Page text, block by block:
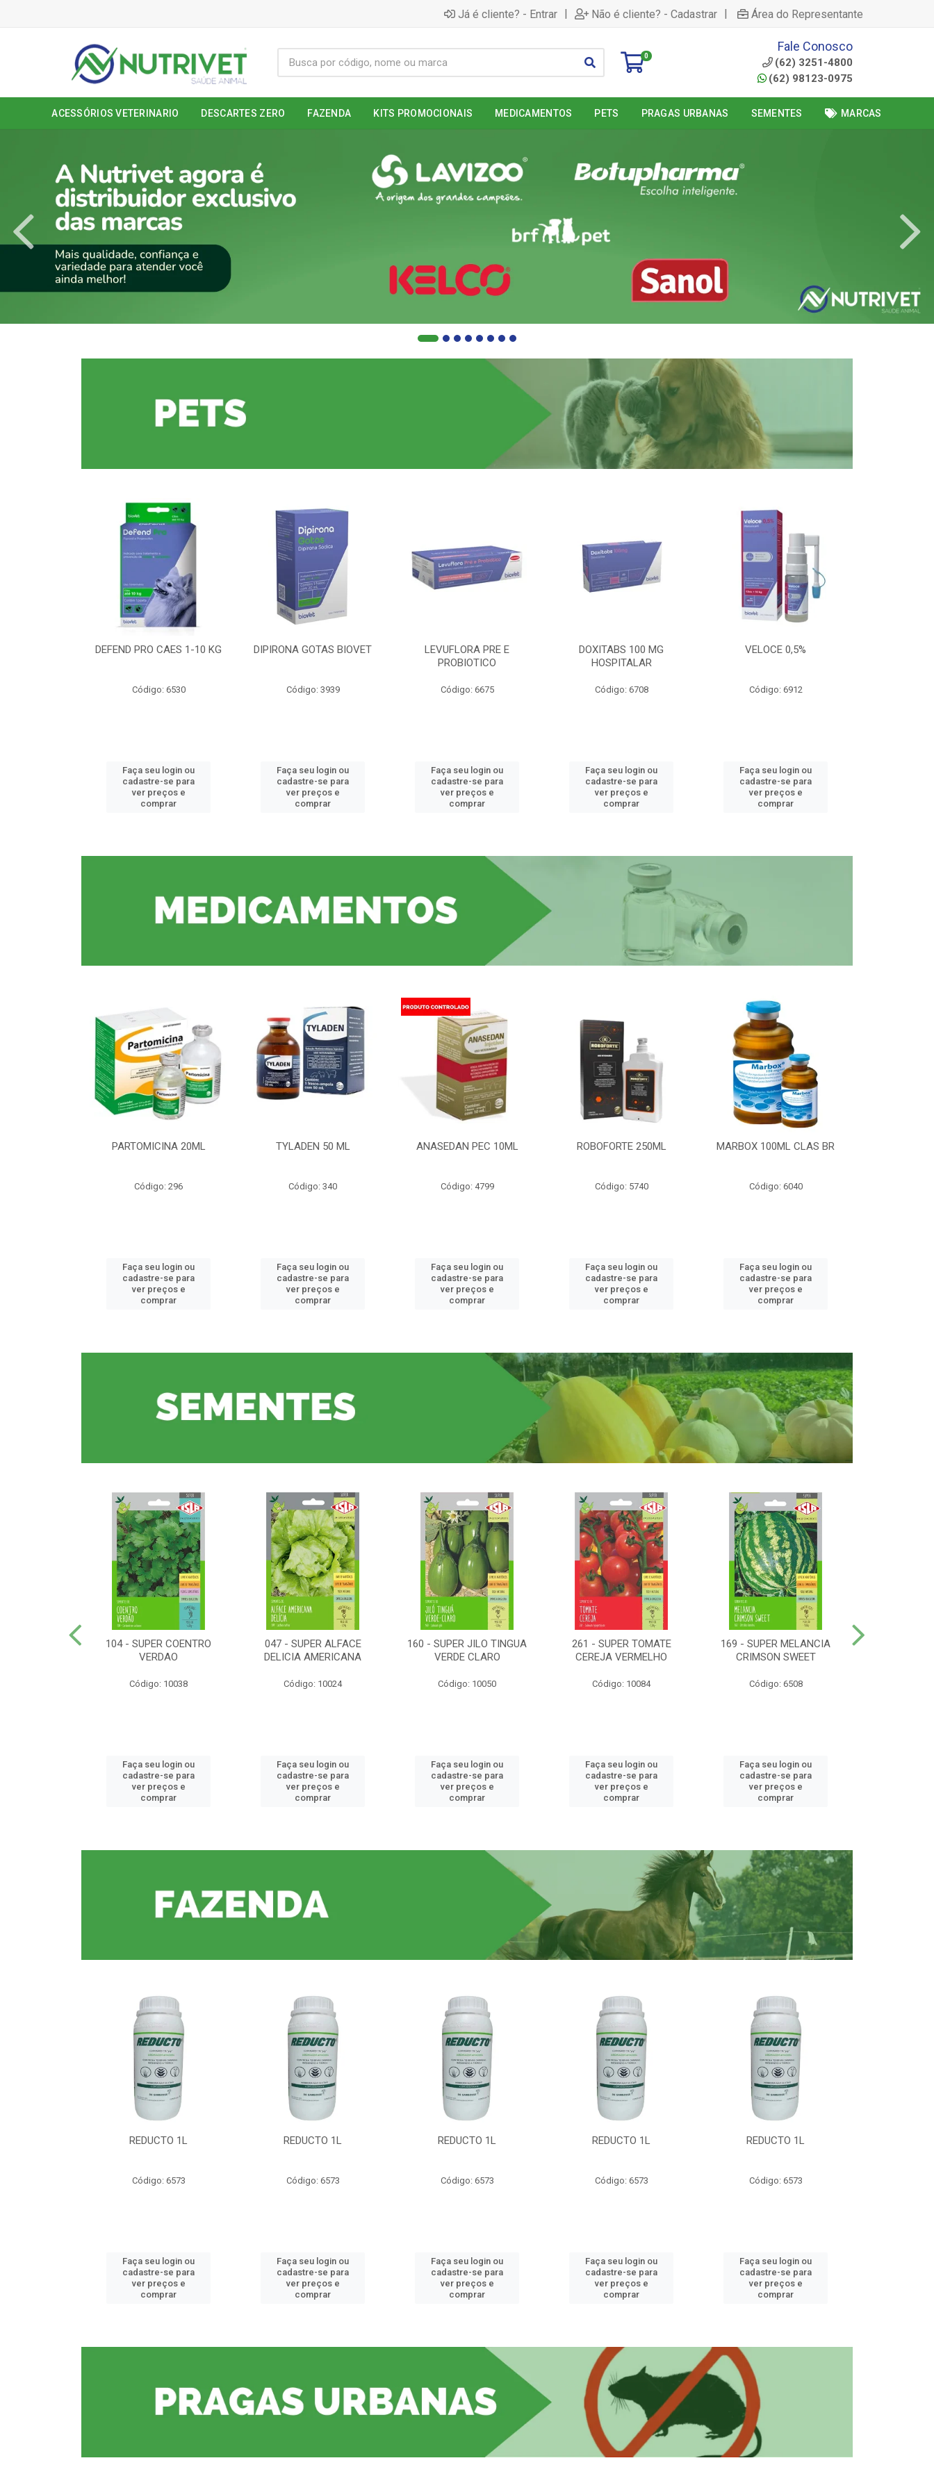
Já é cliente? - Entrar | Não é cliente? - Cadastrar | Área do Representante
0
Fale Conosco
(62) 3251-4800
(62) 98123-0975
ACESSÓRIOS VETERINARIO DESCARTES ZERO FAZENDA KITS PROMOCIONAIS MEDICAMENTOS PETS PRAGAS URBANAS SEMENTES MARCAS
DEFEND PRO CAES 1-10 KG
Código: 6530
Faça seu login ou
cadastre-se para
ver preços e
comprar
DIPIRONA GOTAS BIOVET
Código: 3939
Faça seu login ou
cadastre-se para
ver preços e
comprar
LEVUFLORA PRE E
PROBIOTICO
Código: 6675
Faça seu login ou
cadastre-se para
ver preços e
comprar
DOXITABS 100 MG
HOSPITALAR
Código: 6708
Faça seu login ou
cadastre-se para
ver preços e
comprar
VELOCE 0,5%
Código: 6912
Faça seu login ou
cadastre-se para
ver preços e
comprar
PARTOMICINA 20ML
Código: 296
Faça seu login ou
cadastre-se para
ver preços e
comprar
TYLADEN 50 ML
Código: 340
Faça seu login ou
cadastre-se para
ver preços e
comprar
ANASEDAN PEC 10ML
Código: 4799
Faça seu login ou
cadastre-se para
ver preços e
comprar
ROBOFORTE 250ML
Código: 5740
Faça seu login ou
cadastre-se para
ver preços e
comprar
MARBOX 100ML CLAS BR
Código: 6040
Faça seu login ou
cadastre-se para
ver preços e
comprar
104 - SUPER COENTRO
VERDAO
Código: 10038
Faça seu login ou
cadastre-se para
ver preços e
comprar
047 - SUPER ALFACE
DELICIA AMERICANA
Código: 10024
Faça seu login ou
cadastre-se para
ver preços e
comprar
160 - SUPER JILO TINGUA
VERDE CLARO
Código: 10050
Faça seu login ou
cadastre-se para
ver preços e
comprar
261 - SUPER TOMATE
CEREJA VERMELHO
Código: 10084
Faça seu login ou
cadastre-se para
ver preços e
comprar
169 - SUPER MELANCIA
CRIMSON SWEET
Código: 6508
Faça seu login ou
cadastre-se para
ver preços e
comprar
REDUCTO 1L
Código: 6573
Faça seu login ou
cadastre-se para
ver preços e
comprar
REDUCTO 1L
Código: 6573
Faça seu login ou
cadastre-se para
ver preços e
comprar
REDUCTO 1L
Código: 6573
Faça seu login ou
cadastre-se para
ver preços e
comprar
REDUCTO 1L
Código: 6573
Faça seu login ou
cadastre-se para
ver preços e
comprar
REDUCTO 1L
Código: 6573
Faça seu login ou
cadastre-se para
ver preços e
comprar